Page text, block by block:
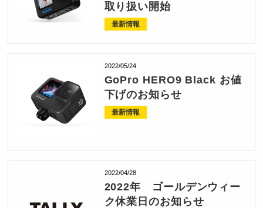
取り扱い開始
最新情報
2022/05/24
GoPro HERO9 Black お値
下げのお知らせ
最新情報
2022/04/28
2022年 ゴールデンウィー
ク休業日のお知らせ